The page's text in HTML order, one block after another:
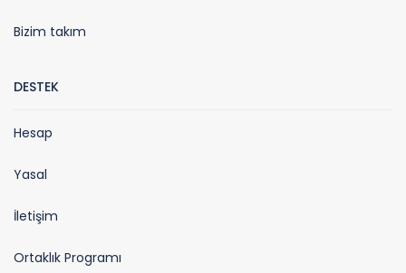
Bizim takım
DESTEK
Hesap
Yasal
İletişim
Ortaklık Programı